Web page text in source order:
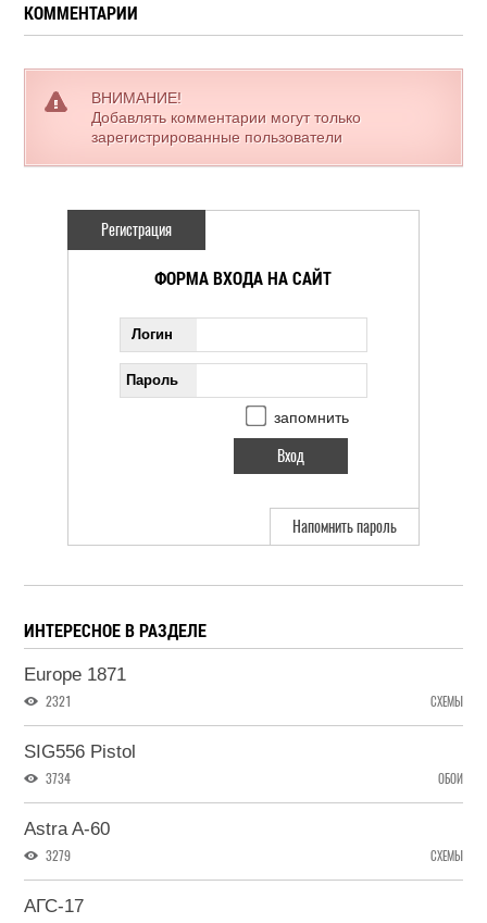
КОММЕНТАРИИ
ВНИМАНИЕ!
Добавлять комментарии могут только
зарегистрированные пользователи
Регистрация
ФОРМА ВХОДА НА САЙТ
Логин
Пароль
запомнить
Напомнить пароль
ИНТЕРЕСНОЕ В РАЗДЕЛЕ
Europe 1871
2321 СХЕМЫ
SIG556 Pistol
3734 ОБОИ
Astra A-60
3279 СХЕМЫ
АГС-17